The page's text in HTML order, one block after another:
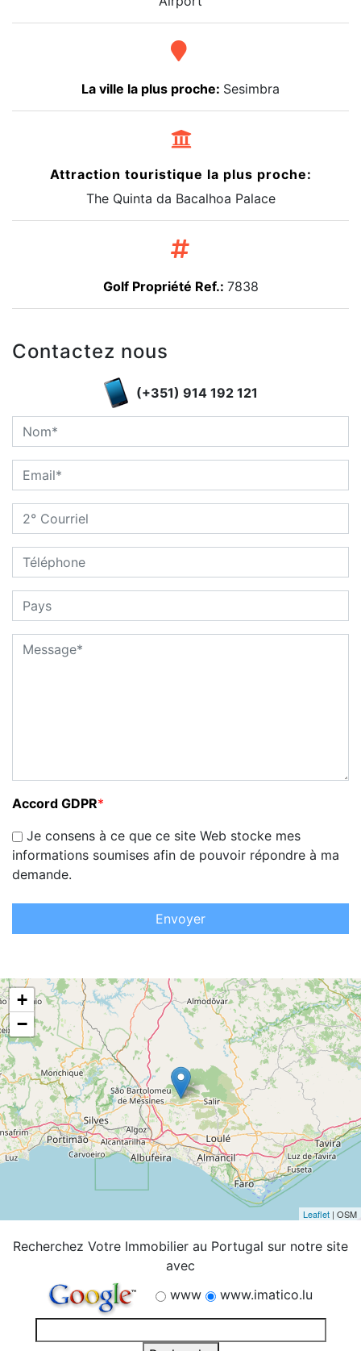
La ville la plus proche: Sesimbra
Attraction touristique la plus proche:
The Quinta da Bacalhoa Palace
Golf Propriété Ref.: 7838
Contactez nous
(+351) 914 192 121
Accord GDPR*
Je consens à ce que ce site Web stocke mes
informations soumises afin de pouvoir répondre à ma
demande.
Envoyer
+
−
Leaflet | OSM
Recherchez Votre Immobilier au Portugal sur notre site
avec
www
www.imatico.lu